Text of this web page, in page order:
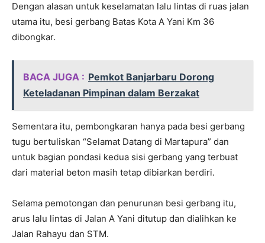
Dengan alasan untuk keselamatan lalu lintas di ruas jalan
utama itu, besi gerbang Batas Kota A Yani Km 36
dibongkar.
BACA JUGA : Pemkot Banjarbaru Dorong
Keteladanan Pimpinan dalam Berzakat
Sementara itu, pembongkaran hanya pada besi gerbang
tugu bertuliskan “Selamat Datang di Martapura” dan
untuk bagian pondasi kedua sisi gerbang yang terbuat
dari material beton masih tetap dibiarkan berdiri.
Selama pemotongan dan penurunan besi gerbang itu,
arus lalu lintas di Jalan A Yani ditutup dan dialihkan ke
Jalan Rahayu dan STM.